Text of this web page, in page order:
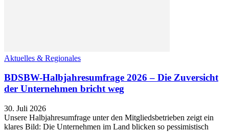
Aktuelles & Regionales
BDSBW-Halbjahresumfrage 2026 – Die Zuversicht
der Unternehmen bricht weg
30. Juli 2026
Unsere Halbjahresumfrage unter den Mitgliedsbetrieben zeigt ein
klares Bild: Die Unternehmen im Land blicken so pessimistisch